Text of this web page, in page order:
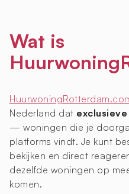
Wat is
Nederland dat
— woningen die je
platforms vindt. Je kunt
bekijken en direct
dezelfde woningen op
komen.